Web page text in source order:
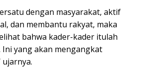
dengan masyarakat, aktif
dan membantu rakyat, maka
bahwa kader-kader itulah
Ini yang akan mengangkat